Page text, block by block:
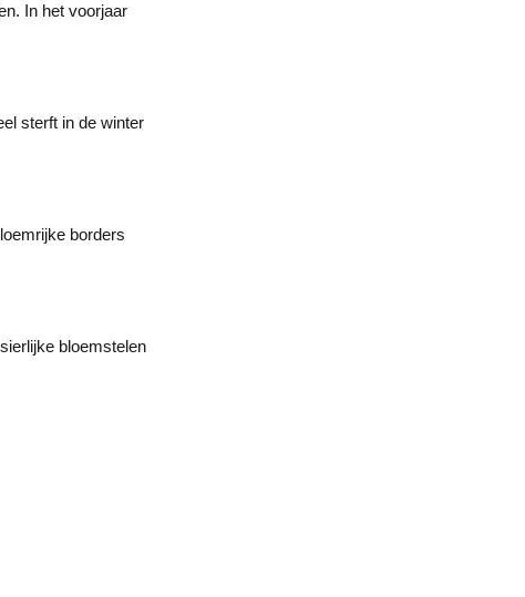
In het voorjaar
sterft in de winter
borders
bloemstelen